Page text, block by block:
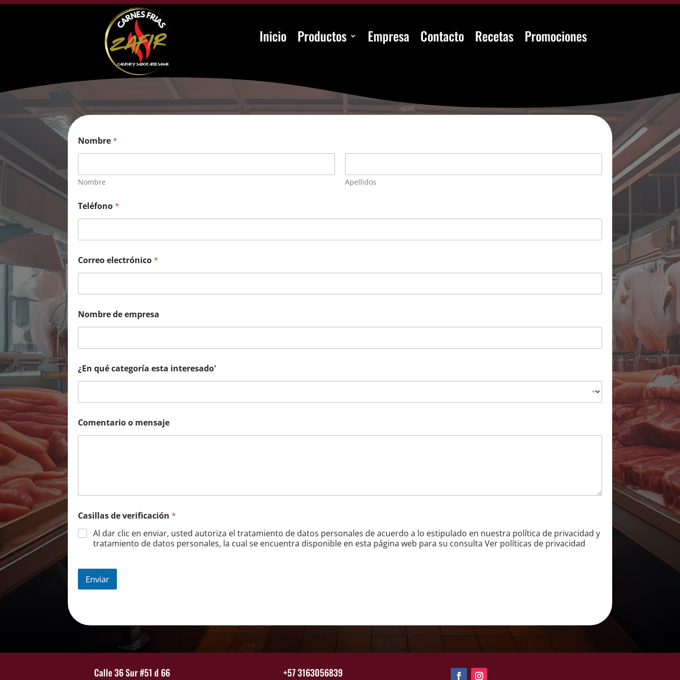
Inicio Productos Empresa Contacto Recetas Promociones
Nombre*
Nombre Apellidos
Teléfono*
Correo electrónico*
Nombre de empresa
¿En qué categoría esta interesado'
Comentario o mensaje
Casillas de verificación*
Al dar clic en enviar, usted autoriza el tratamiento de datos personales de acuerdo a lo estipulado en nuestra política de privacidad y
tratamiento de datos personales, la cual se encuentra disponible en esta página web para su consulta Ver políticas de privacidad
Enviar
Calle 36 Sur #51 d 66 +57 3163056839